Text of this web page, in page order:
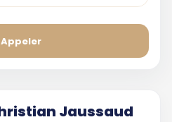
Appeler
Jaussaud